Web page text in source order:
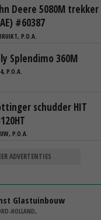
Deere 5080M trekker
#60387
P.O.A.
Splendimo 360M
P.O.A.
schudder HIT
P.O.A.
ADVERTENTIES
Glastuinbouw
HOLLAND,